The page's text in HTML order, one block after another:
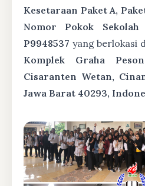
Kesetaraan Paket A,
Nomor Pokok Sekolah
P9948537 yang berlokasi
Komplek Graha
Cisaranten Wetan,
Jawa Barat 40293,